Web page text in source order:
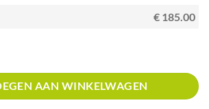
€ 185.00
AAN WINKELWAGEN